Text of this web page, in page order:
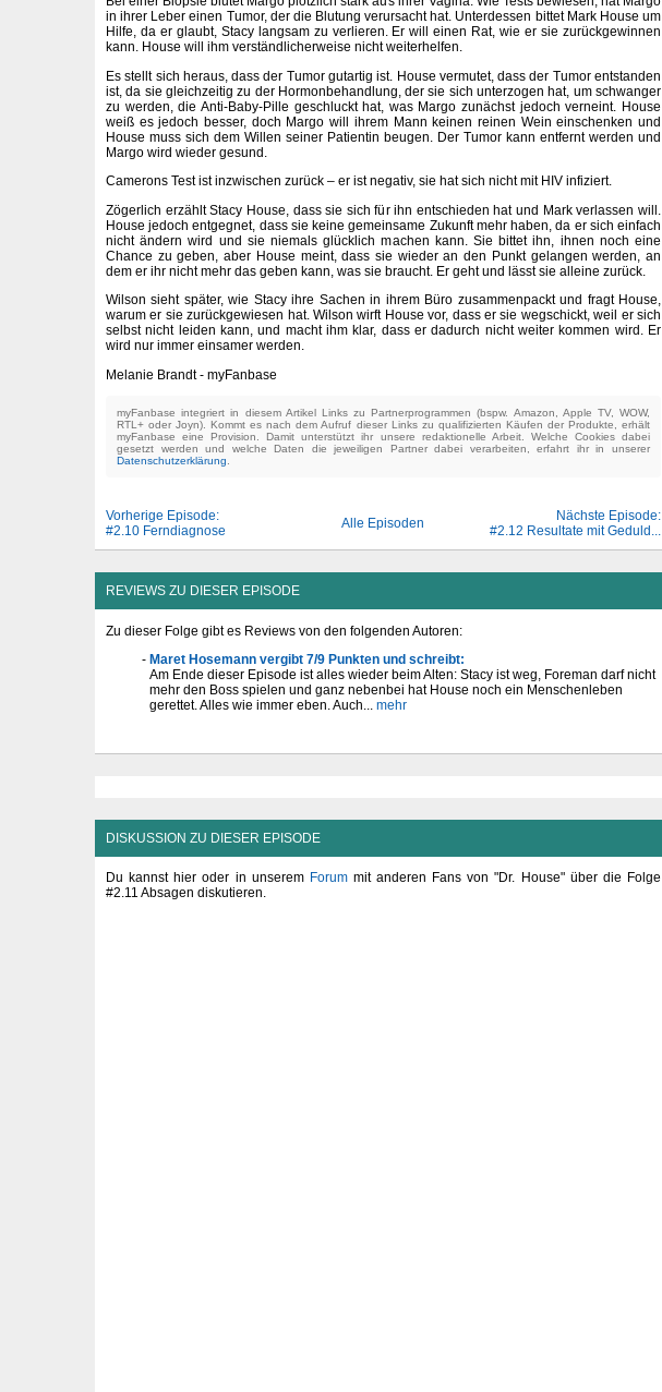
in ihrer Leber einen Tumor, der die Blutung verursacht hat. Unterdessen bittet Mark House um
Hilfe, da er glaubt, Stacy langsam zu verlieren. Er will einen Rat, wie er sie zurückgewinnen
kann. House will ihm verständlicherweise nicht weiterhelfen.
Es stellt sich heraus, dass der Tumor gutartig ist. House vermutet, dass der Tumor entstanden
ist, da sie gleichzeitig zu der Hormonbehandlung, der sie sich unterzogen hat, um schwanger
zu werden, die Anti-Baby-Pille geschluckt hat, was Margo zunächst jedoch verneint. House
weiß es jedoch besser, doch Margo will ihrem Mann keinen reinen Wein einschenken und
House muss sich dem Willen seiner Patientin beugen. Der Tumor kann entfernt werden und
Margo wird wieder gesund.
Camerons Test ist inzwischen zurück – er ist negativ, sie hat sich nicht mit HIV infiziert.
Zögerlich erzählt Stacy House, dass sie sich für ihn entschieden hat und Mark verlassen will.
House jedoch entgegnet, dass sie keine gemeinsame Zukunft mehr haben, da er sich einfach
nicht ändern wird und sie niemals glücklich machen kann. Sie bittet ihn, ihnen noch eine
Chance zu geben, aber House meint, dass sie wieder an den Punkt gelangen werden, an
dem er ihr nicht mehr das geben kann, was sie braucht. Er geht und lässt sie alleine zurück.
Wilson sieht später, wie Stacy ihre Sachen in ihrem Büro zusammenpackt und fragt House,
warum er sie zurückgewiesen hat. Wilson wirft House vor, dass er sie wegschickt, weil er sich
selbst nicht leiden kann, und macht ihm klar, dass er dadurch nicht weiter kommen wird. Er
wird nur immer einsamer werden.
Melanie Brandt - myFanbase
myFanbase integriert in diesem Artikel Links zu Partnerprogrammen (bspw. Amazon, Apple TV, WOW,
RTL+ oder Joyn). Kommt es nach dem Aufruf dieser Links zu qualifizierten Käufen der Produkte, erhält
myFanbase eine Provision. Damit unterstützt ihr unsere redaktionelle Arbeit. Welche Cookies dabei
gesetzt werden und welche Daten die jeweiligen Partner dabei verarbeiten, erfahrt ihr in unserer
Datenschutzerklärung
Vorherige Episode:
#2.10 Ferndiagnose
Alle Episoden
Nächste Episode:
#2.12 Resultate mit Geduld...
REVIEWS ZU DIESER EPISODE
Zu dieser Folge gibt es Reviews von den folgenden Autoren:
Maret Hosemann vergibt 7/9 Punkten und schreibt:
Am Ende dieser Episode ist alles wieder beim Alten: Stacy ist weg, Foreman darf nicht
mehr den Boss spielen und ganz nebenbei hat House noch ein Menschenleben
gerettet. Alles wie immer eben. Auch... mehr
DISKUSSION ZU DIESER EPISODE
Du kannst hier oder in unserem Forummit anderen Fans von "Dr. House" über die Folge
#2.11 Absagen diskutieren.